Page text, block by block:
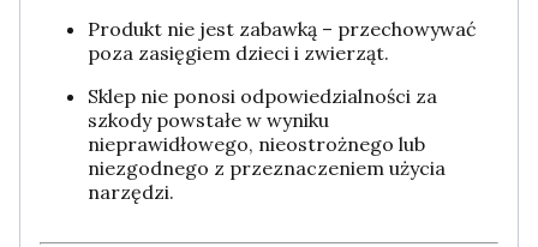
Produkt nie jest zabawką – przechowywać
poza zasięgiem dzieci i zwierząt.
Sklep nie ponosi odpowiedzialności za
szkody powstałe w wyniku
nieprawidłowego, nieostrożnego lub
niezgodnego z przeznaczeniem użycia
narzędzi.